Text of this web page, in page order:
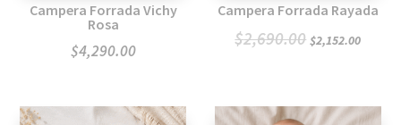
Campera Forrada Vichy
Rosa
$4,290.00
Campera Forrada Rayada
$2,690.00 El
era:
$2,152.00El
es: